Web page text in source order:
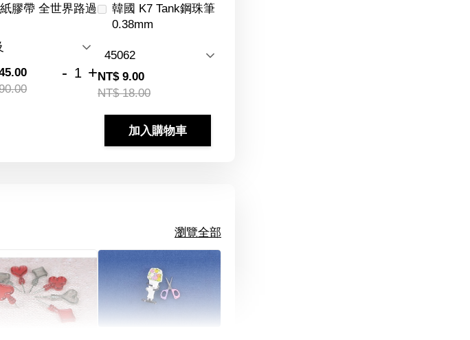
膠帶 全世界路過
- +
韓國 K7 Tank鋼珠筆
0.38mm
NT$ 9.00
NT$ 18.00
加入購物車
瀏覽全部